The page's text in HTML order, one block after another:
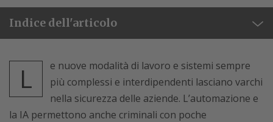
Indice dell'articolo
L
e nuove modalità di lavoro e sistemi sempre
più complessi e interdipendenti lasciano varchi
nella sicurezza delle aziende. L’automazione e
la IA permettono anche criminali con poche